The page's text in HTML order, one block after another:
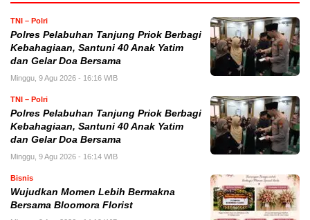
TNI – Polri
Polres Pelabuhan Tanjung Priok Berbagi
Kebahagiaan, Santuni 40 Anak Yatim
dan Gelar Doa Bersama
Minggu, 9 Agu 2026 - 16:16 WIB
TNI – Polri
Polres Pelabuhan Tanjung Priok Berbagi
Kebahagiaan, Santuni 40 Anak Yatim
dan Gelar Doa Bersama
Minggu, 9 Agu 2026 - 16:14 WIB
Bisnis
Wujudkan Momen Lebih Bermakna
Bersama Bloomora Florist